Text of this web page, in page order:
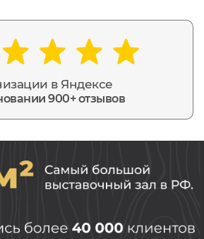
в Яндексе
900+ отзывов